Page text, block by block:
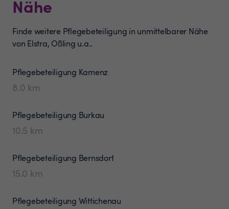
Nähe
Finde weitere Pflegebeteiligung in unmittelbarer Nähe
von Elstra, Oßling u.a..
Pflegebeteiligung Kamenz
8.0 km
Pflegebeteiligung Burkau
10.5 km
Pflegebeteiligung Bernsdorf
15.0 km
Pflegebeteiligung Wittichenau